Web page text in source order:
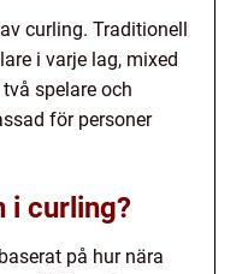
curling. Traditionell
i varje lag, mixed
spelare och
för personer
i curling?
på hur nära